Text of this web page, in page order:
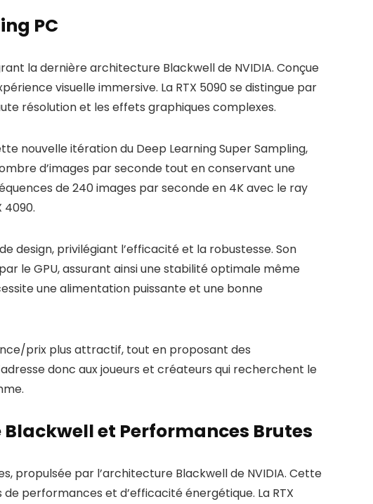
PC
la dernière architecture Blackwell de NVIDIA. Conçue
visuelle immersive. La RTX 5090 se distingue par
résolution et les effets graphiques complexes.
nouvelle itération du Deep Learning Super Sampling,
d’images par seconde tout en conservant une
de 240 images par seconde en 4K avec le ray
design, privilégiant l’efficacité et la robustesse. Son
le GPU, assurant ainsi une stabilité optimale même
une alimentation puissante et une bonne
prix plus attractif, tout en proposant des
donc aux joueurs et créateurs qui recherchent le
Blackwell et Performances Brutes
propulsée par l’architecture Blackwell de NVIDIA. Cette
performances et d’efficacité énergétique. La RTX